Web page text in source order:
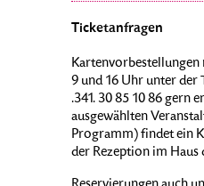
Ticketanfragen
Kartenvorbestellungen
9 und 16 Uhr unter der
.341. 30 85 10 86 gern
ausgewählten
Programm) findet ein
der Rezeption im Haus